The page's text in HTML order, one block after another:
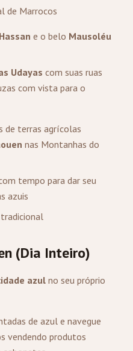
de Marrocos
e o belo Mausoléu
Udayas com suas ruas
com vista para o
de terras agrícolas
nas Montanhas do
tempo para dar seu
azuis
(Dia Inteiro)
azulno seu próprio
de azul e navegue
vendendo produtos